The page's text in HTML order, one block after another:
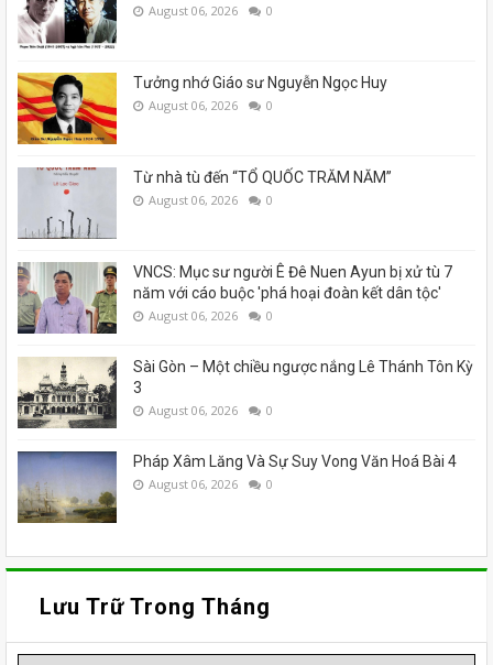
August 06, 2026 0
Tưởng nhớ Giáo sư Nguyễn Ngọc Huy
August 06, 2026 0
Từ nhà tù đến “TỔ QUỐC TRĂM NĂM”
August 06, 2026 0
VNCS: Mục sư người Ê Đê Nuen Ayun bị xử tù 7
năm với cáo buộc 'phá hoại đoàn kết dân tộc'
August 06, 2026 0
Sài Gòn – Một chiều ngược nắng Lê Thánh Tôn Kỳ
3
August 06, 2026 0
Pháp Xâm Lăng Và Sự Suy Vong Văn Hoá Bài 4
August 06, 2026 0
Lưu Trữ Trong Tháng